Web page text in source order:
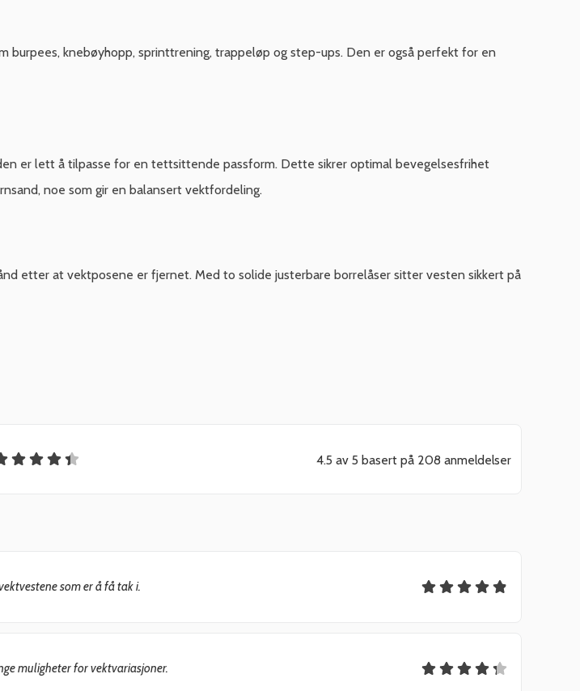
knebøyhopp, sprinttrening, trappeløp og step-ups. Den er også perfekt for en
er lett å tilpasse for en tettsittende passform. Dette sikrer optimal bevegelsesfrihet
noe som gir en balansert vektfordeling.
etter at vektposene er fjernet. Med to solide justerbare borrelåser sitter vesten sikkert på
4.5 av 5 basert på 208 anmeldelser
som er å få tak i.
muligheter for vektvariasjoner.